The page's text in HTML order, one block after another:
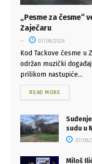
„Pesme za česme“
Zaječaru
07/08/2026
Kod Tackove česme u
održan muzički
prilikom nastupiće...
READ MORE
sudu u
07/08/
Miloš